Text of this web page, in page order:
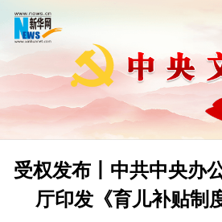
受权发布丨中共中央办
厅印发《育儿补贴制